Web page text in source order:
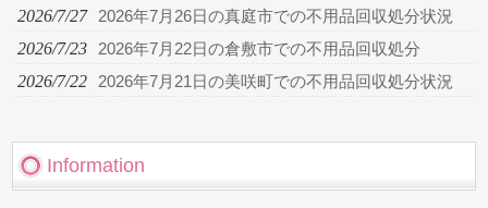
2026/7/27 2026年7月26日の真庭市での不用品回収処分状況
2026/7/23 2026年7月22日の倉敷市での不用品回収処分
2026/7/22 2026年7月21日の美咲町での不用品回収処分状況
Information